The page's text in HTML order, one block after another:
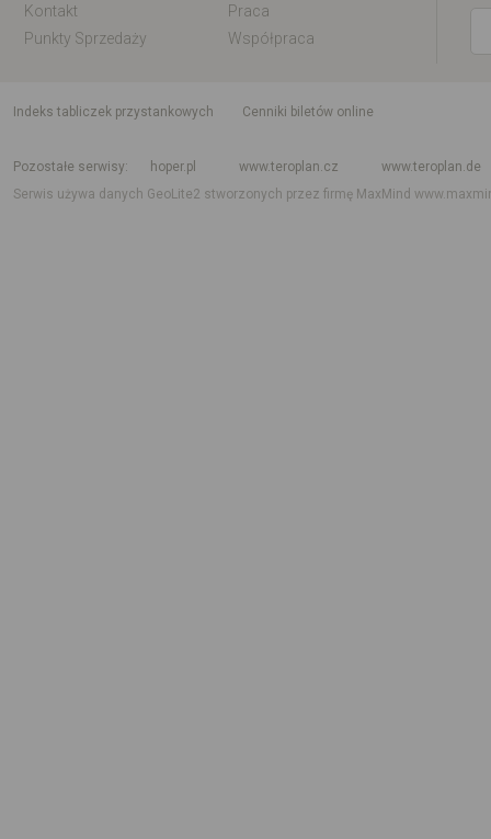
Kontakt
Praca
Punkty Sprzedaży
Współpraca
indeks tabliczek przystankowych
Cenniki biletów online
Pozostałe serwisy
hoper.pl www.teroplan.cz
www.teroplan.de
Serwis używa danych GeoLite2 stworzonych przez firmę MaxMind